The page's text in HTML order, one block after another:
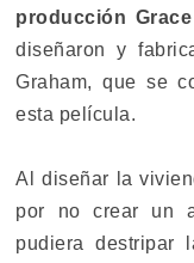
producción
diseñaron y
Graham, que se
esta película.
Al diseñar la
por no crear un
pudiera destripar